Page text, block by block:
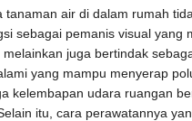
tanaman air di dalam rumah
sebagai pemanis visual yang
melainkan juga bertindak
yang mampu menyerap
kelembapan udara ruangan
itu, cara perawatannya